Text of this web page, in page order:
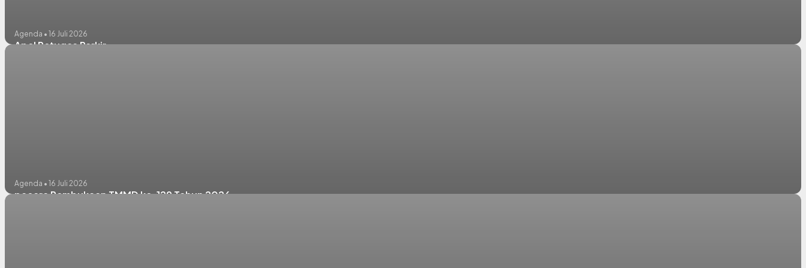
Agenda • 16 Juli 2026
Apel Petugas Parkir
Agenda • 16 Juli 2026
pacara Pembukaan TMMD ke-129 Tahun 2026